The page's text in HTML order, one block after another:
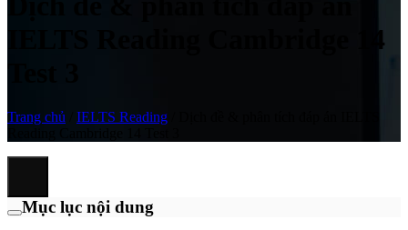
IELTS Reading Cambridge 14
Trang chủ IELTS Reading
Mục lục nội dung